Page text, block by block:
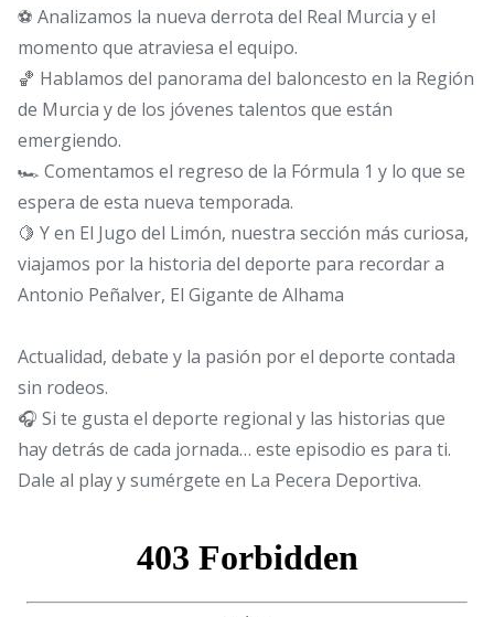
⚽ Analizamos la nueva derrota del Real Murcia y el
momento que atraviesa el equipo.
🏀 Hablamos del panorama del baloncesto en la Región
de Murcia y de los jóvenes talentos que están
emergiendo.
🏎️ Comentamos el regreso de la Fórmula 1 y lo que se
espera de esta nueva temporada.
🍋 Y en El Jugo del Limón, nuestra sección más curiosa,
viajamos por la historia del deporte para recordar a
Antonio Peñalver, El Gigante de Alhama
Actualidad, debate y la pasión por el deporte contada
sin rodeos.
🎧 Si te gusta el deporte regional y las historias que
hay detrás de cada jornada… este episodio es para ti.
Dale al play y sumérgete en La Pecera Deportiva.